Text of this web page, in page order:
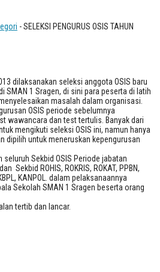
- SELEKSI PENGURUS OSIS TAHUN
dilaksanakan seleksi anggota OSIS baru
SMAN 1 Sragen, di sini para peserta di latih
masalah dalam organisasi.
OSIS periode sebelumnya
wawancara dan test tertulis. Banyak dari
mengikuti seleksi OSIS ini, namun hanya
dipilih untuk meneruskan kepengurusan
Sekbid OSIS Periode jabatan
Sekbid ROHIS, ROKRIS, ROKAT, PPBN,
KANPOL. dalam pelaksanaannya
Sekolah SMAN 1 Sragen beserta orang
tertib dan lancar.